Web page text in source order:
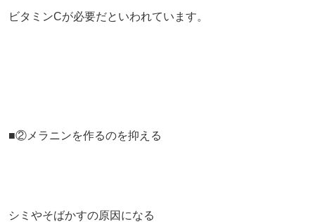
ビタミンCが必要だといわれています。
■②メラニンを作るのを抑える
シミやそばかすの原因になる